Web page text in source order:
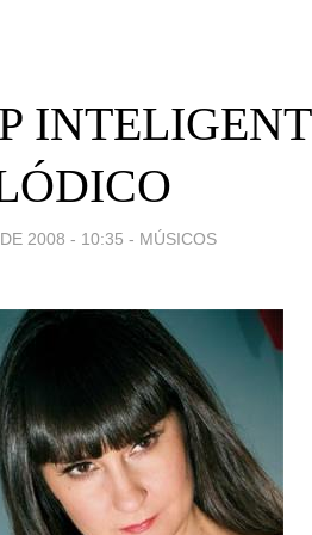
2008 - 10:35 - MÚSICOS